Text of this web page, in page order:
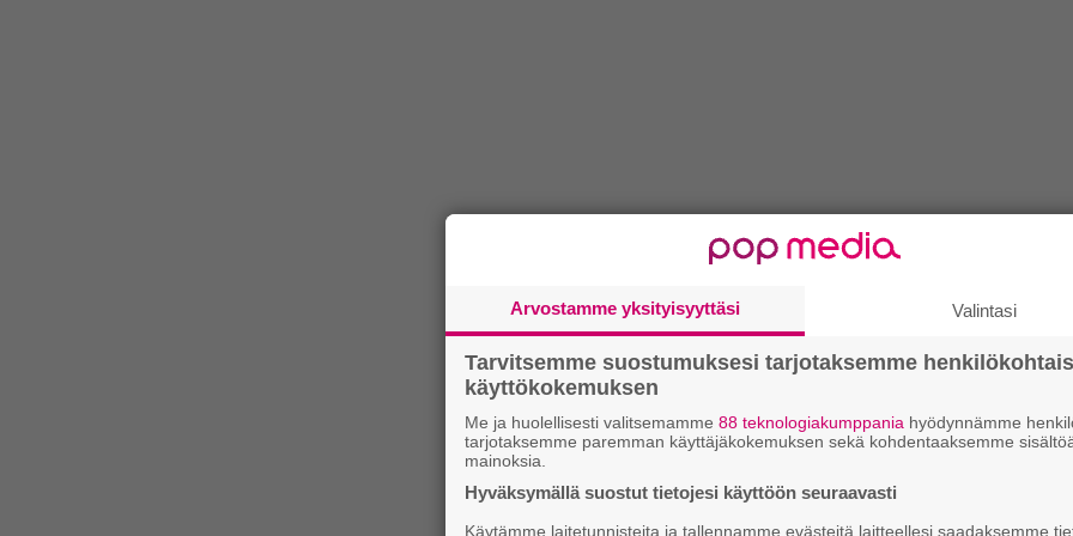
Arvostamme yksityisyyttäsi Valintasi
Tarvitsemme suostumuksesi tarjotaksemme
käyttökokemuksen
Me ja huolellisesti valitsemamme 88 teknologiakumppania hyödynnämme
tarjotaksemme paremman käyttäjäkokemuksen sekä kohdentaaksemme
mainoksia.
Hyväksymällä suostut tietojesi käyttöön seuraavasti
Käytämme laitetunnisteita ja tallennamme evästeitä laitteellesi saadaksemme